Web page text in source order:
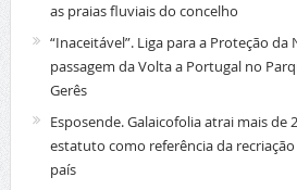
as praias fluviais do concelho
“Inaceitável”. Liga para a Proteção
passagem da Volta a Portugal no
Gerês
Esposende. Galaicofolia atrai mais de
estatuto como referência da
país